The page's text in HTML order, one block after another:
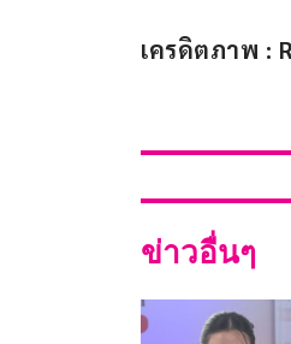
เครดิตภาพ :
ข่าวอื่นๆ